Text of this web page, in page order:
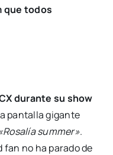
que todos
durante su show
pantalla gigante
summer».
no ha parado de